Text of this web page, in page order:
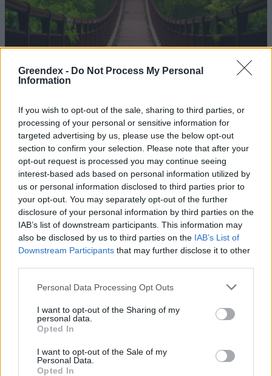
Greendex - Do Not Process My Personal
Information
If you wish to opt-out of the sale, sharing to third parties, or
processing of your personal or sensitive information for
targeted advertising by us, please use the below opt-out
section to confirm your selection. Please note that after your
opt-out request is processed you may continue seeing
interest-based ads based on personal information utilized by
us or personal information disclosed to third parties prior to
your opt-out. You may separately opt-out of the further
disclosure of your personal information by third parties on the
IAB’s list of downstream participants. This information may
also be disclosed by us to third parties on the IAB’s List of
Downstream Participants that may further disclose it to other
Personal Data Processing Opt Outs
I want to opt-out of the Sharing of my
personal data.
Opted In
I want to opt-out of the Sale of my
Personal Data.
Opted In
Híd az iskolák és a
fenntarthatóság között
Greendex Szemle
Híd a diákok és a fenntarthatóság
között
Novák Zsombor
Több mint 11 000 diák csatlakozott
idén a Zöld Híd programhoz
Greendex Szemle